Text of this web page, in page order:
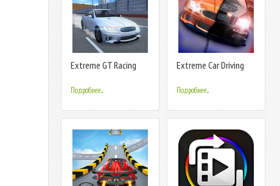
Extreme GT Racing
Подробнее...
Extreme Car Driving
Подробнее...